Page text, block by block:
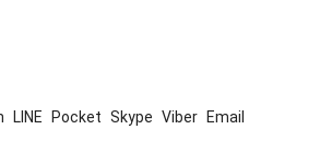
LINE Pocket Skype Viber Email